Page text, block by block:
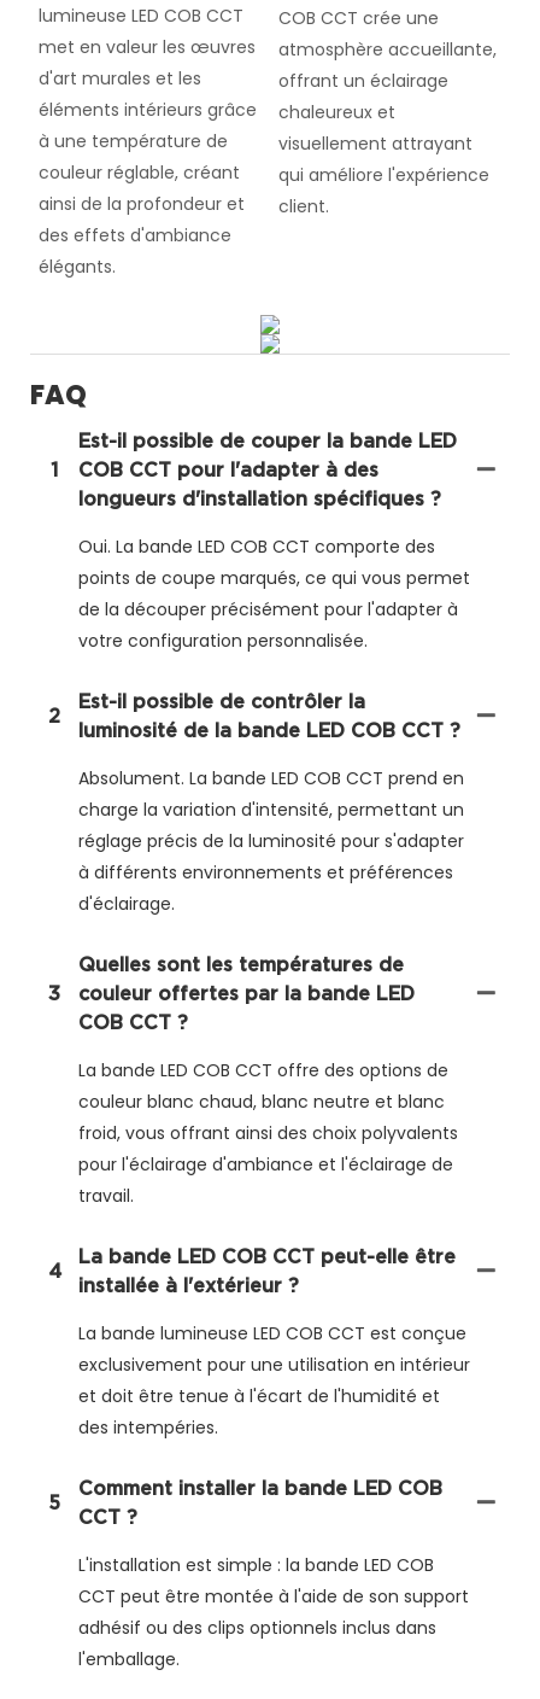
lumineuse LED COB CCT
met en valeur les œuvres
d'art murales et les
éléments intérieurs grâce
à une température de
couleur réglable, créant
ainsi de la profondeur et
des effets d'ambiance
élégants.
COB CCT crée une
atmosphère accueillante,
offrant un éclairage
chaleureux et
visuellement attrayant
qui améliore l'expérience
client.
FAQ
1
Est-il possible de couper la bande LED
COB CCT pour l'adapter à des
longueurs d'installation spécifiques ?
Oui. La bande LED COB CCT comporte des
points de coupe marqués, ce qui vous permet
de la découper précisément pour l'adapter à
votre configuration personnalisée.
2
Est-il possible de contrôler la
luminosité de la bande LED COB CCT ?
Absolument. La bande LED COB CCT prend en
charge la variation d'intensité, permettant un
réglage précis de la luminosité pour s'adapter
à différents environnements et préférences
d'éclairage.
3
Quelles sont les températures de
couleur offertes par la bande LED
COB CCT ?
La bande LED COB CCT offre des options de
couleur blanc chaud, blanc neutre et blanc
froid, vous offrant ainsi des choix polyvalents
pour l'éclairage d'ambiance et l'éclairage de
travail.
4
La bande LED COB CCT peut-elle être
installée à l'extérieur ?
La bande lumineuse LED COB CCT est conçue
exclusivement pour une utilisation en intérieur
et doit être tenue à l'écart de l'humidité et
des intempéries.
5
Comment installer la bande LED COB
CCT ?
L'installation est simple : la bande LED COB
CCT peut être montée à l'aide de son support
adhésif ou des clips optionnels inclus dans
l'emballage.